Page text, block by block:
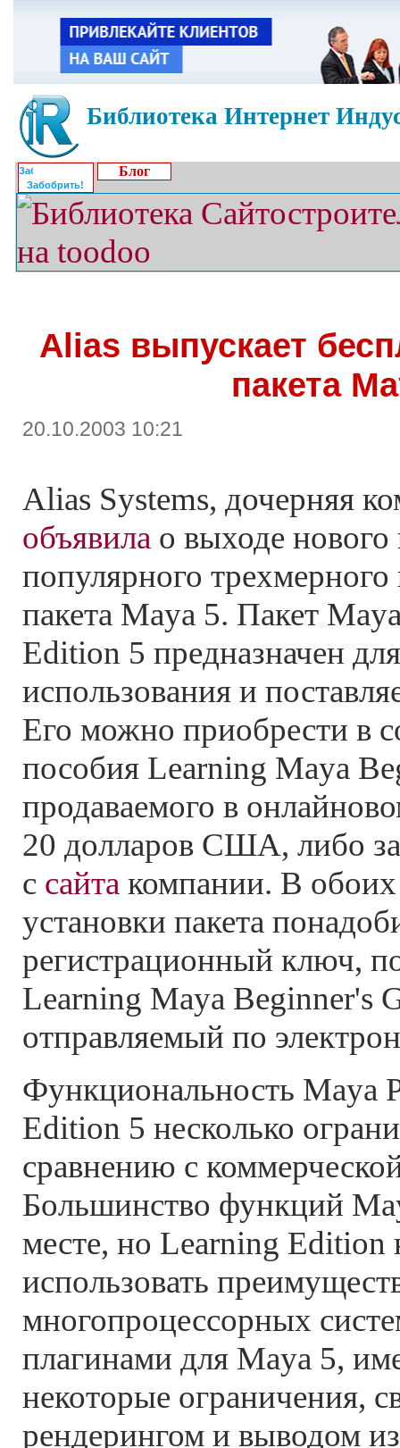
Библиотека Интернет
Забобрить!
Блог
Alias выпускает
пакета
20.10.2003 10:21
Alias Systems, дочерняя
объявила о выходе нового
популярного трехмерного
пакета Maya 5. Пакет
Edition 5 предназначен
использования и
Его можно приобрести в
пособия Learning Maya
продаваемого в
20 долларов США, либо
с сайта компании. В обоих
установки пакета
регистрационный ключ,
Learning Maya Beginner's
отправляемый по
Функциональность Maya
Edition 5 несколько
сравнению с
Большинство функций
месте, но Learning Edition
использовать
многопроцессорных
плагинами для Maya 5,
некоторые ограничения,
рендерингом и выводом